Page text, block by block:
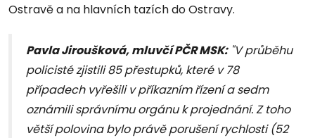
Ostravě a na hlavních tazích do Ostravy.
Pavla Jiroušková, mluvčí PČR MSK:"V průběhu
policisté zjistili 85 přestupků, které v 78
případech vyřešili v příkazním řízení a sedm
oznámili správnímu orgánu k projednání. Z toho
větší polovina bylo právě porušení rychlosti (52